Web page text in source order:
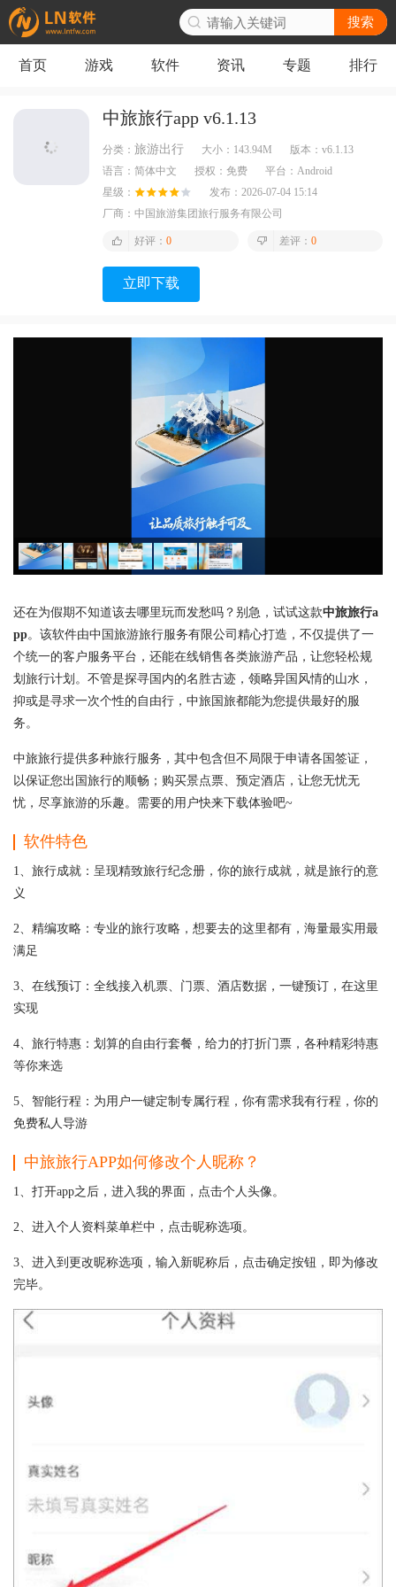
搜索
首页 游戏 软件 资讯 专题 排行
中旅旅行app v6.1.13
分类： 旅游出行 大小： 143.94M 版本： v6.1.13
语言： 简体中文 授权： 免费 平台： Android
星级：
发布： 2026-07-04 15:14
厂商： 中国旅游集团旅行服务有限公司
好评： 0 差评： 0
立即下载
还在为假期不知道该去哪里玩而发愁吗？别急，试试这款中旅旅行a
pp。该软件由中国旅游旅行服务有限公司精心打造，不仅提供了一
个统一的客户服务平台，还能在线销售各类旅游产品，让您轻松规
划旅行计划。不管是探寻国内的名胜古迹，领略异国风情的山水，
抑或是寻求一次个性的自由行，中旅国旅都能为您提供最好的服
务。
中旅旅行提供多种旅行服务，其中包含但不局限于申请各国签证，
以保证您出国旅行的顺畅；购买景点票、预定酒店，让您无忧无
忧，尽享旅游的乐趣。需要的用户快来下载体验吧~
软件特色
1、旅行成就：呈现精致旅行纪念册，你的旅行成就，就是旅行的意
义
2、精编攻略：专业的旅行攻略，想要去的这里都有，海量最实用最
满足
3、在线预订：全线接入机票、门票、酒店数据，一键预订，在这里
实现
4、旅行特惠：划算的自由行套餐，给力的打折门票，各种精彩特惠
等你来选
5、智能行程：为用户一键定制专属行程，你有需求我有行程，你的
免费私人导游
中旅旅行APP如何修改个人昵称？
1、打开app之后，进入我的界面，点击个人头像。
2、进入个人资料菜单栏中，点击昵称选项。
3、进入到更改昵称选项，输入新昵称后，点击确定按钮，即为修改
完毕。